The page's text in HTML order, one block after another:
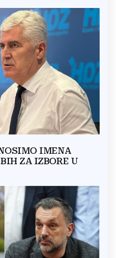
IMENA
ZA IZBORE U